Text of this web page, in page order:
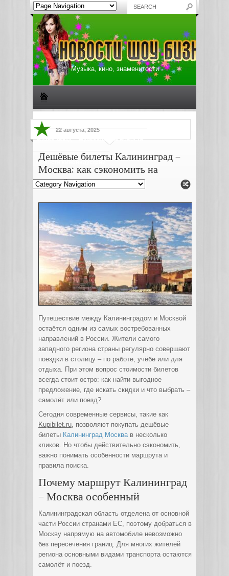
Музыка, кино, знаменитости
Жизнь звезд Музыкальные новости
Новости киноиндустрии
22 августа, 2025
Дешёвые билеты Калининград –
Москва: как сэкономить на
перелёте и поезде
Путешествие между Калининградом и Москвой
остаётся одним из самых востребованных
направлений в России. Жители самого
западного региона страны регулярно совершают
поездки в столицу – по работе, учёбе или для
отдыха. При этом вопрос стоимости билетов
всегда стоит остро: как найти выгодное
предложение, где искать скидки и что выбрать –
самолёт или поезд?
Сегодня современные сервисы, такие как
Kupibilet.ru, позволяют покупать дешёвые
билеты Калининград Москвав несколько
кликов. Но чтобы действительно сэкономить,
важно понимать особенности маршрута и
правила поиска.
Почему маршрут Калининград
– Москва особенный
Калининградская область отделена от основной
части России странами ЕС, поэтому добраться в
Москву напрямую на автомобиле невозможно
без пересечения границ. Для многих жителей
региона основными видами транспорта остаются
самолёт и поезд.